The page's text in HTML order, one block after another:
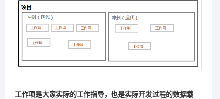
工作项是大家实际的工作指导，也是实际开发过程的数据载